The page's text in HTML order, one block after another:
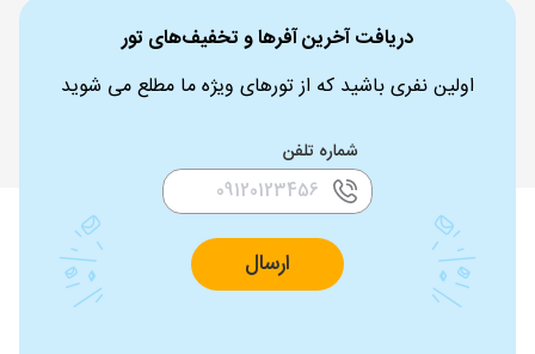
دریافت آخرین آفرها و تخفیف‌های تور
اولین نفری باشید که از تورهای ویژه ما مطلع می شوید
شماره تلفن
ارسال